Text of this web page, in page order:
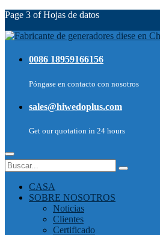
Page 3 of Hojas de datos
0086 18959166156
Póngase en contacto con nosotros
sales@hiwedoplus.com
Get our quotation in 24 hours
CASA
SOBRE NOSOTROS
Noticias
Clientes
Certificado